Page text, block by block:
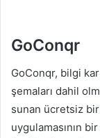
GoConqr
GoConqr, bilgi
şemaları dahil
sunan ücretsiz bir
uygulamasının